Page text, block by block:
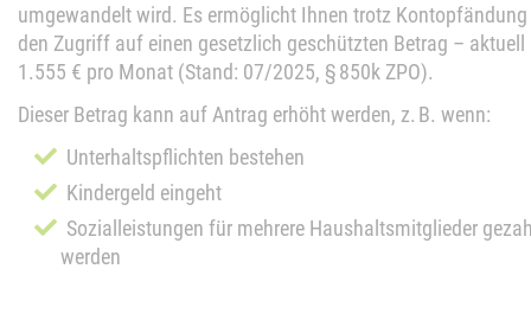
umgewandelt wird. Es ermöglicht Ihnen trotz Kontopfändung
den Zugriff auf einen gesetzlich geschützten Betrag – aktuell
1.555 € pro Monat (Stand: 07/2025, § 850k ZPO).
Dieser Betrag kann auf Antrag erhöht werden, z. B. wenn:
Unterhaltspflichten bestehen
Kindergeld eingeht
Sozialleistungen für mehrere Haushaltsmitglieder
werden